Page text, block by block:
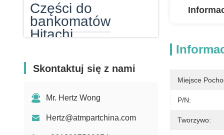
Części do
bankomatów
Hitachi
bankomatów GRG
gotówkowy
Kaseta z gotówką
Skontaktuj się z nami
Mr. Hertz Wong
Hertz@atmpartchina.com
Miejsce
P/N:
Tworzywo: